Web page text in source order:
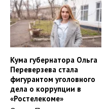
Кума губернатора Ольга
Переверзева стала
фигурантом уголовного
дела о коррупции в
«Ростелекоме»